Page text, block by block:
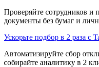
Проверяйте сотрудников и
документы без бумаг и
Ускорьте подбор в 2 раза с
Автоматизируйте сбор
собирайте аналитику в 2